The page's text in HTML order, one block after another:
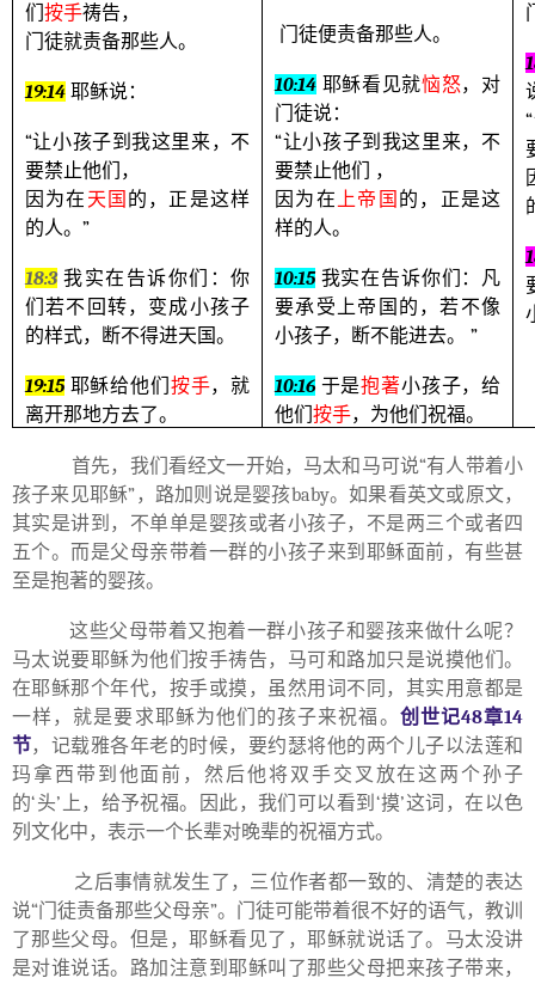
们 按手祷告，
门徒就责备那些人。
19:14耶稣说：
“让小孩子到我这里来，不
要禁止他们，
因为在 天国 的，正是这样
的人。 ”
18:3我实在告诉你们：你
们若不回转，变成小孩子
的样式，断不得进天国。
19:15耶稣给他们 按手，就
离开那地方去了。
门徒便责备那些人。
10:14耶稣看见就恼怒，对
门徒说：
“让小孩子到我这里来，不
要禁止他们
，
因为在 上帝国 的，正是这
样的人。
10:15我实在告诉你们：凡
要承受上帝国的，若不像
小孩子，断不能进去。
”
10:16于是抱著小孩子，给
他们 按手，为他们祝福。
“
首先，我们看经文一开始，马太和马可说“有人带着小
孩子来见耶稣” ，路加则说是婴孩baby。如果看英文或原文，
其实是讲到，不单单是婴孩或者小孩子，不是两三个或者四
五个。而是父母亲带着一群的小孩子来到耶稣面前，有些甚
至是抱著的婴孩。
这些父母带着又抱着一群小孩子和婴孩来做什么呢？
马太说要耶稣为他们按手祷告，马可和路加只是说摸他们。
在耶稣那个年代，按手或摸，虽然用词不同，其实用意都是
一样，就是要求耶稣为他们的孩子来祝福。 创世记48章14
节，记载雅各年老的时候，要约瑟将他的两个儿子以法莲和
玛拿西带到他面前，然后他将双手交叉放在这两个孙子
的‘头’ 上，给予祝福。因此，我们可以看到 ‘摸’这词，在以色
列文化中，表示一个长辈对晚辈的祝福方式。
之后事情就发生了，三位作者都一致的、清楚的表达
说“门徒责备那些父母亲”。门徒可能带着很不好的语气，教训
了那些父母。但是，耶稣看见了，耶稣就说话了。马太没讲
是对谁说话。路加注意到耶稣叫了那些父母把来孩子带来，